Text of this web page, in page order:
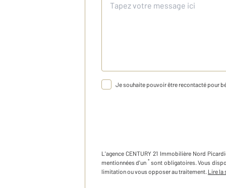
Je souhaite pouvoir être recontacté pour
L'agence CENTURY 21 Immobilière Nord
mentionnées d'un * sont obligatoires. Vous
limitation ou vous opposer au traitement. Lire la